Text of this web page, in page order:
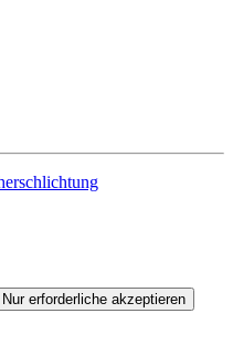
Nur erforderliche akzeptieren